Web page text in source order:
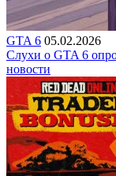
GTA 6 05.02.2026
Слухи о GTA 6
новости